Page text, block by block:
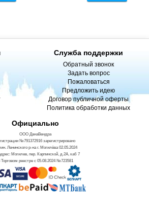
Служба поддержки
Обратный звонок
Задать вопрос
Пожаловаться
Предложить идею
Договор публичной оферты
Политика обработки данных
Официально
ООО ДанаВендра
№791372916 зарегистрировано
Ленинского р-на г. Могилёва 02.05.2024
Могилев, пер. Карпинской, д.2А, каб 7
Торговом реестре с 05.08.2024 №723581